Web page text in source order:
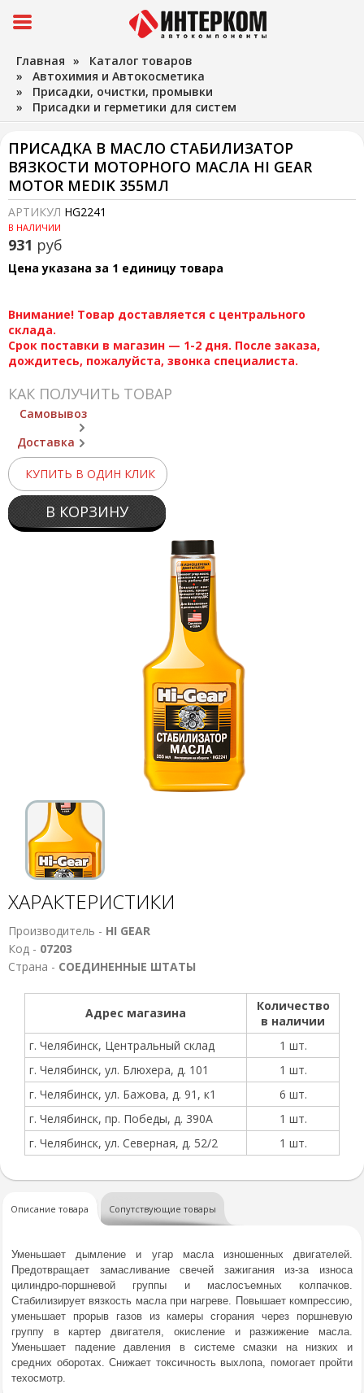
Главная » Каталог товаров
» Автохимия и Автокосметика
» Присадки, очистки, промывки
» Присадки и герметики для систем
ПРИСАДКА В МАСЛО СТАБИЛИЗАТОР
ВЯЗКОСТИ МОТОРНОГО МАСЛА HI GEAR
MOTOR MEDIK 355МЛ
АРТИКУЛ HG2241
В НАЛИЧИИ
931 руб
Цена указана за 1 единицу товара
Внимание! Товар доставляется с центрального
склада.
Срок поставки в магазин — 1-2 дня. После заказа,
дождитесь, пожалуйста, звонка специалиста.
КАК ПОЛУЧИТЬ ТОВАР
Самовывоз
Доставка
КУПИТЬ В ОДИН КЛИК
В КОРЗИНУ
ХАРАКТЕРИСТИКИ
Производитель - HI GEAR
Код - 07203
Страна - СОЕДИНЕННЫЕ ШТАТЫ
Адрес магазина
Количество
в наличии
г. Челябинск, Центральный склад
1 шт.
г. Челябинск, ул. Блюхера, д. 101
1 шт.
г. Челябинск, ул. Бажова, д. 91, к1
6 шт.
г. Челябинск, пр. Победы, д. 390А
1 шт.
г. Челябинск, ул. Северная, д. 52/2
1 шт.
Описание товара Сопутствующие товары
Уменьшает дымление и угар масла изношенных двигателей.
Предотвращает замасливание свечей зажигания из-за износа
цилиндро-поршневой группы и маслосъемных колпачков.
Стабилизирует вязкость масла при нагреве. Повышает компрессию,
уменьшает прорыв газов из камеры сгорания через поршневую
группу в картер двигателя, окисление и разжижение масла.
Уменьшает падение давления в системе смазки на низких и
средних оборотах. Снижает токсичность выхлопа, помогает пройти
техосмотр.